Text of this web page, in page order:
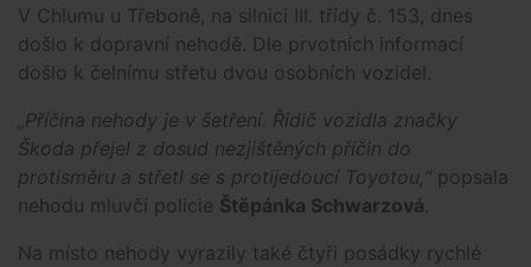
V Chlumu u Třeboně, na silnici III. třídy č. 153, dnes
došlo k dopravní nehodě. Dle prvotních informací
došlo k čelnímu střetu dvou osobních vozidel.
„Příčina nehody je v šetření. Řidič vozidla značky
Škoda přejel z dosud nezjištěných příčin do
protisměru a střetl se s protijedoucí Toyotou,“ popsala
nehodu mluvčí policie Štěpánka Schwarzová.
Na místo nehody vyrazily také čtyři posádky rychlé